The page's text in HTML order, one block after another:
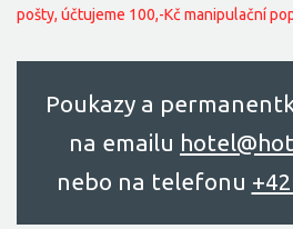
pošty, účtujeme 100,-Kč manipulační
Poukazy a
na emailu
nebo na telefonu